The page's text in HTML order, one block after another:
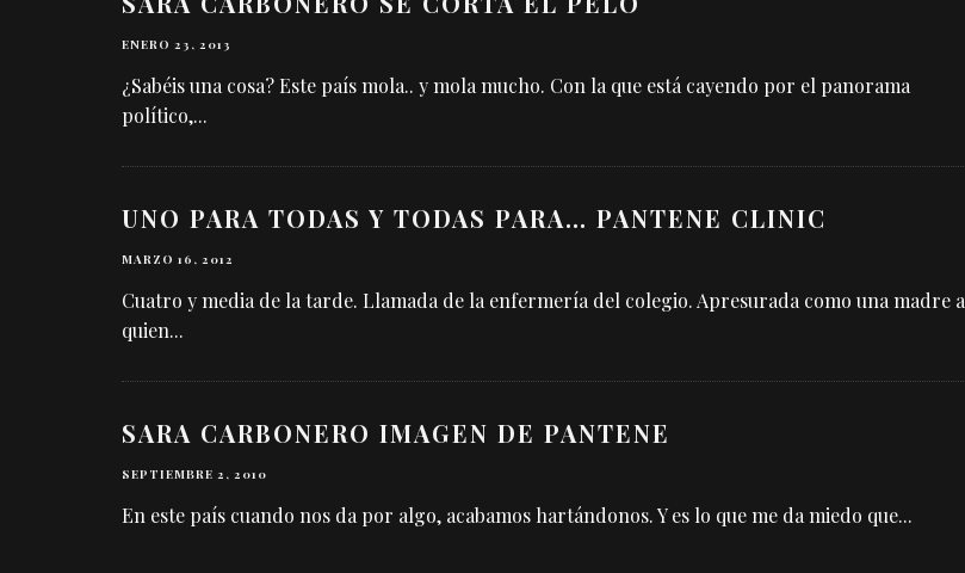
ENERO 23, 2013
¿Sabéis una cosa? Este país mola.. y mola mucho. Con la que está cayendo por el panorama
político,...
UNO PARA TODAS Y TODAS PARA… PANTENE CLINIC
MARZO 16, 2012
Cuatro y media de la tarde. Llamada de la enfermería del colegio. Apresurada como una madre a
quien...
SARA CARBONERO IMAGEN DE PANTENE
SEPTIEMBRE 2, 2010
En este país cuando nos da por algo, acabamos hartándonos. Y es lo que me da miedo que...